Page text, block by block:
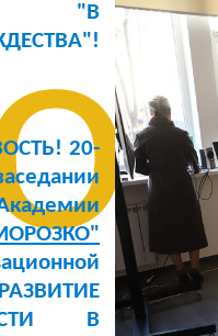
"В
20-
В